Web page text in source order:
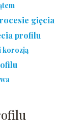
gięcia
profilu
korozją